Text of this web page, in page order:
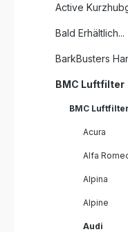
Active
Bald Erhältlich...
BarkBusters
BMC Luftfilter
BMC
Acura
Alfa
Alpina
Alpine
Audi